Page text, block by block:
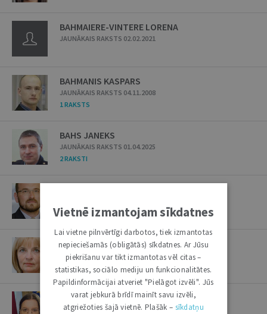
BAHMAIERE-VINTERE LORENA
JAUNĀKAIS RAKSTS 02.02.2021
BAHMANIS KASPARS
JAUNĀKAIS RAKSTS 04.11.2008
1 RAKSTS
BAHS JANEKS
JAUNĀKAIS RAKSTS 01.04.2025
2 RAKSTI
1 RAKSTS
BAIKOVSKA INESE
JAUNĀKAIS RAKSTS 05.09.2017
1 RAKSTS
BAKMANE BAIBA
JAUNĀKAIS RAKSTS 10.03.2026
Vietnē izmantojam sīkdatnes
Lai vietne pilnvērtīgi darbotos, tiek izmantotas
nepieciešamās (obligātās) sīkdatnes. Ar Jūsu
piekrišanu var tikt izmantotas vēl citas –
statistikas, sociālo mediju un funkcionalitātes.
Papildinformācijai atveriet "Pielāgot izvēli". Jūs
varat jebkurā brīdī mainīt savu izvēli,
atgriežoties šajā vietnē. Plašāk – sīkdatņu